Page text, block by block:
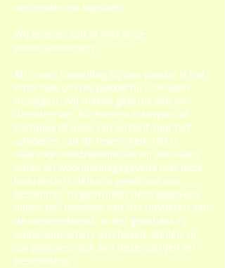
Verzenden en logistiek
Wij leveren zelf of met onze
onderaannemers
Als u een bestelling bij ons plaatst is het
onze taak om uw pakket bij u te laten
bezorgen. Wij maken gebruik van de
diensten van Michielsen transport of
Dadiplay of deze van onszelf voor het
uitvoeren van de leveringen. Het is
daarvoor noodzakelijk dat wij uw naam,
adres en woonplaatsgegevens met deze
leveranciers delen in geval van een
bestelling. Zij gebruiken deze gegevens
alleen ten behoeve van het uitvoeren van
de overeenkomst. In het geval dat zij
onderaannemers inschakelt, stellen zij
uw gegevens ook aan deze partijen ter
beschikking.